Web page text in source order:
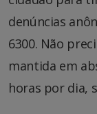
denúncias
6300. Não
mantida em
horas por dia,